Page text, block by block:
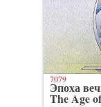
Эпоха
The Age
7079